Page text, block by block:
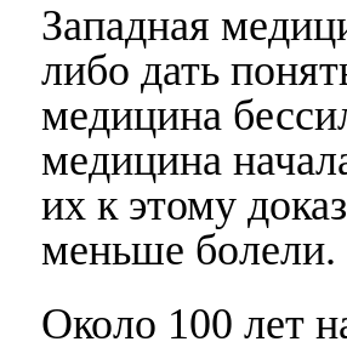
Западная
либо дать
медицина
медицина
их к этому
меньше болели.
Около 100 лет